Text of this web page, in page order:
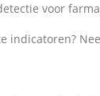
voor
indicatoren?